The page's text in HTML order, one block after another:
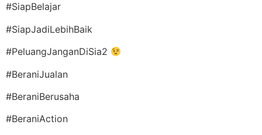
#SiapBelajar
#SiapJadiLebihBaik
#PeluangJanganDiSia2
#BeraniJualan
#BeraniBerusaha
#BeraniAction